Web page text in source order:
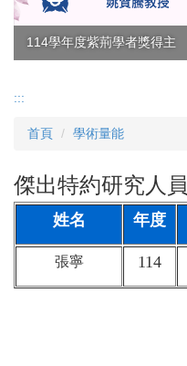
114學年度紫荊學者獎得主
:::
首頁 學術量能
傑出特約研究人員
姓名 年度
張寧 114